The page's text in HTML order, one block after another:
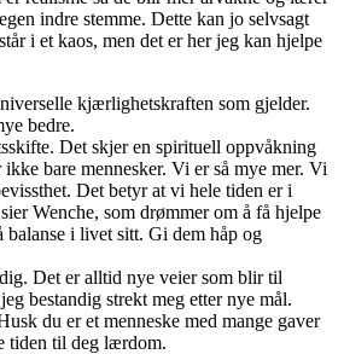
indre stemme. Dette kan jo selvsagt
i et kaos, men det er her jeg kan hjelpe
kjærlighetskraften som gjelder.
bedre.
Det skjer en spirituell oppvåkning
bare mennesker. Vi er så mye mer. Vi
Det betyr at vi hele tiden er i
Wenche, som drømmer om å få hjelpe
balanse i livet sitt. Gi dem håp og
Det er alltid nye veier som blir til
bestandig strekt meg etter nye mål.
du er et menneske med mange gaver
tiden til deg lærdom.